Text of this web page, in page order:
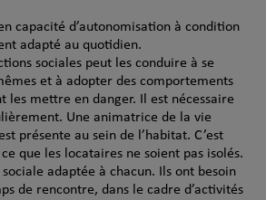
capacité d’autonomisation à condition
adapté au quotidien.
sociales peut les conduire à se
et à adopter des comportements
les mettre en danger. Il est nécessaire
Une animatrice de la vie
présente au sein de l’habitat. C’est
que les locataires ne soient pas isolés.
adaptée à chacun. Ils ont besoin
de rencontre, dans le cadre d’activités